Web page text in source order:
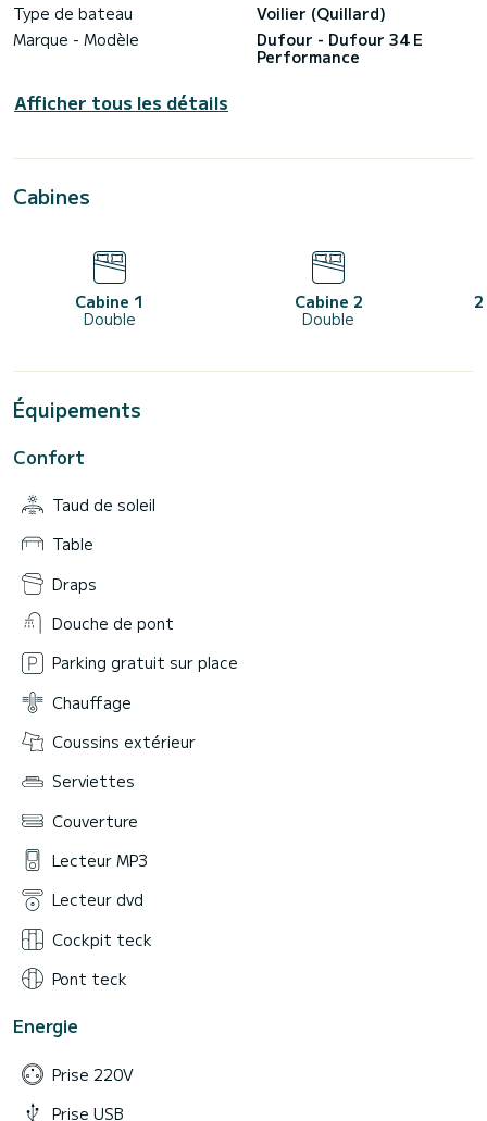
Type de bateau
Voilier (Quillard)
Marque - Modèle
Dufour - Dufour 34 E
Performance
Afficher tous les détails
Cabines
Cabine 1
Double
Cabine 2
Double
Équipements
Confort
Taud de soleil
Table
Draps
Douche de pont
Parking gratuit sur place
Chauffage
Coussins extérieur
Serviettes
Couverture
Lecteur MP3
Lecteur dvd
Cockpit teck
Pont teck
Energie
Prise 220V
Prise USB